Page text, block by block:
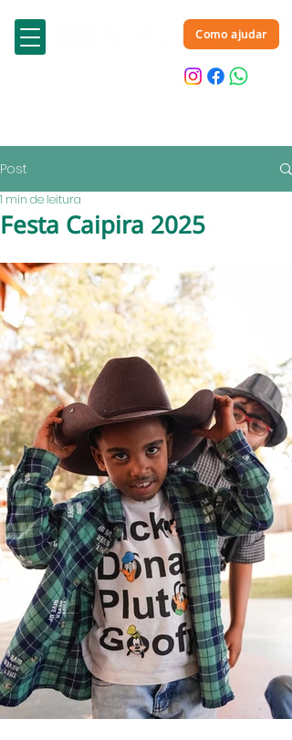
Como ajudar
Post
Festa Caipira 2025
1 min de leitura